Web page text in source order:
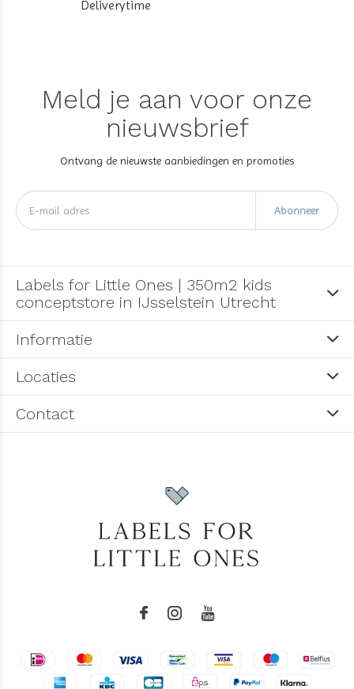
Deliverytime
Meld je aan voor onze
nieuwsbrief
Ontvang de nieuwste aanbiedingen en promoties
Abonneer
Labels for Little Ones | 350m2 kids
conceptstore in IJsselstein Utrecht
Informatie
Locaties
Contact